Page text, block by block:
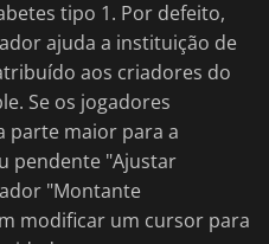
tipo 1. Por defeito,
ajuda a instituição de
aos criadores do
Se os jogadores
parte maior para a
pendente "Ajustar
"Montante
modificar um cursor para